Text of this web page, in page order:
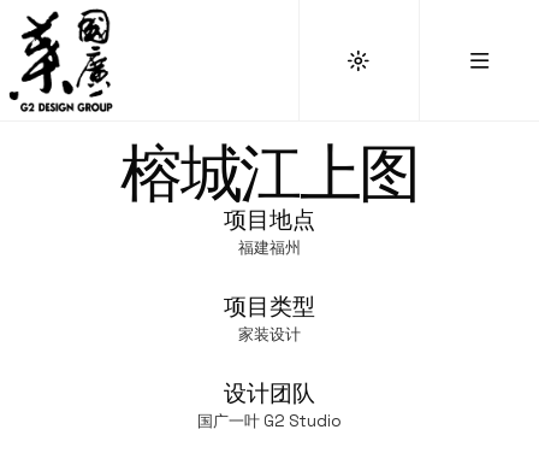
榕城江上图
项目地点
福建福州
项目类型
家装设计
设计团队
国广一叶 G2 Studio